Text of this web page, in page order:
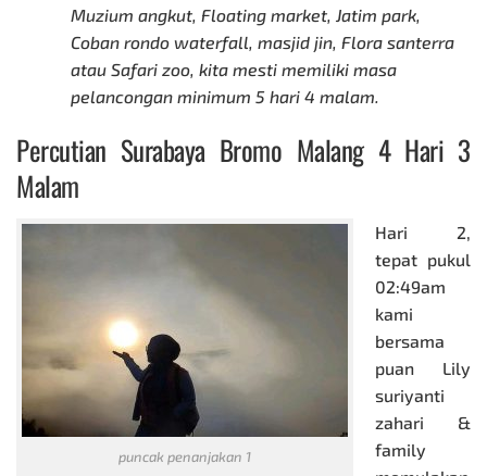
Muzium angkut, Floating market, Jatim park,
Coban rondo waterfall, masjid jin, Flora santerra
atau Safari zoo, kita mesti memiliki masa
pelancongan minimum 5 hari 4 malam.
Percutian Surabaya Bromo Malang 4 Hari 3
Malam
puncak penanjakan 1
Hari 2,
tepat pukul
02:49am
kami
bersama
puan Lily
suriyanti
zahari &
family